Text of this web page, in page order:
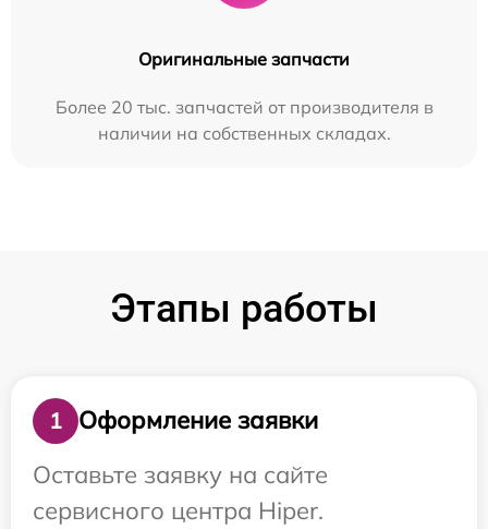
Оригинальные запчасти
Более 20 тыс. запчастей от производителя в
наличии на собственных складах.
Этапы работы
1
Оформление заявки
Оставьте заявку на сайте
сервисного центра Hiper.